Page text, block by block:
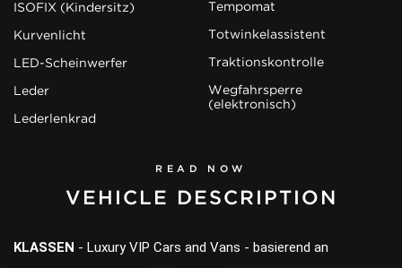
ISOFIX (Kindersitz)
Kurvenlicht
LED-Scheinwerfer
Leder
Lederlenkrad
Tempomat
Totwinkelassistent
Traktionskontrolle
Wegfahrsperre
(elektronisch)
READ NOW
VEHICLE DESCRIPTION
KLASSEN - Luxury VIP Cars and Vans - basierend an